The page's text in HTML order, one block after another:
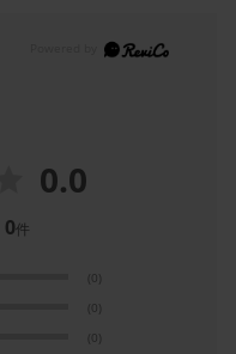
0.0
0件
(0)
(0)
(0)